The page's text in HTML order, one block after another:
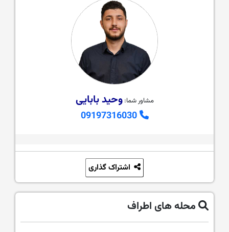
مشاور شما:وحید بابایی
09197316030
محله های اطراف